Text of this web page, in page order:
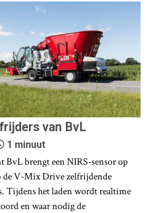
van BvL
1 minuut
BvL brengt een NIRS-sensor op
de V-Mix Drive zelfrijdende
Tijdens het laden wordt realtime
en waar nodig de